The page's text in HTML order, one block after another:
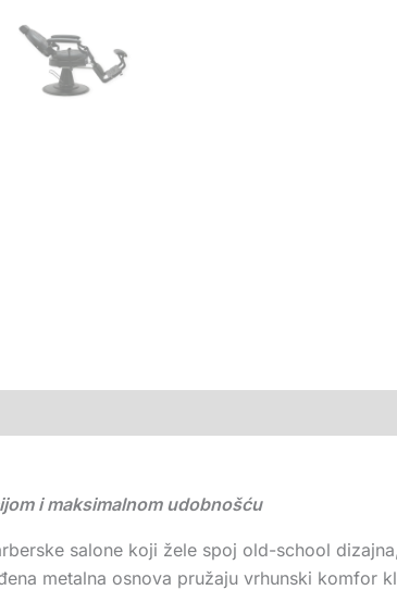
i maksimalnom udobnošću
salone koji žele spoj old-school
metalna osnova pružaju vrhunski komfor